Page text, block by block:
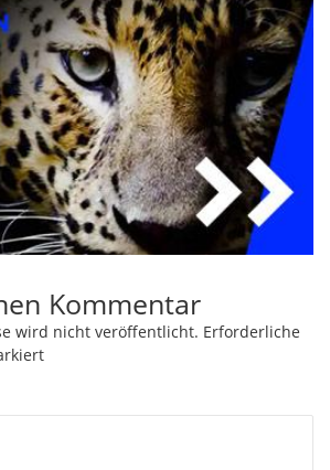
Kommentar
wird nicht veröffentlicht. Erforderliche